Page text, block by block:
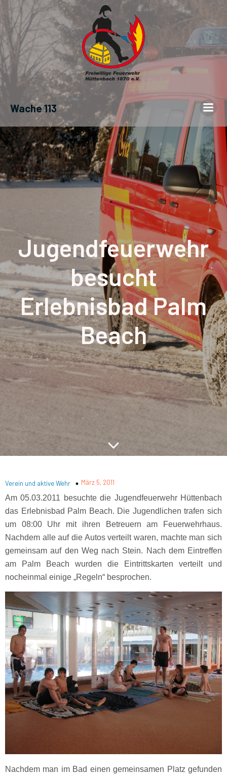
Wache 113
Jugendfeuerwehr
besucht
Erlebnisbad Palm
Beach
Verein und aktive Wehr März 5, 2011
Am 05.03.2011 besuchte die Jugendfeuerwehr Hüttenbach
das Erlebnisbad Palm Beach. Die Jugendlichen trafen sich
um 08:00 Uhr mit ihren Betreuern am Feuerwehrhaus.
Nachdem alle auf die Autos verteilt waren, machte man sich
gemeinsam auf den Weg nach Stein. Nach dem Eintreffen
am Palm Beach wurden die Eintrittskarten verteilt und
nocheinmal einige „Regeln“ besprochen.
Nachdem man im Bad einen gemeinsamen Platz gefunden